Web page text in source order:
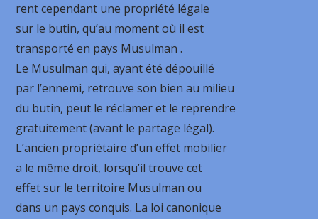
rent cependant une propriété légale
sur le butin, qu’au moment où il est
transporté en pays Musulman .
Le Musulman qui, ayant été dépouillé
par l’ennemi, retrouve son bien au milieu
du butin, peut le réclamer et le reprendre
gratuitement (avant le partage légal).
L’ancien propriétaire d’un effet mobilier
a le même droit, lorsqu’il trouve cet
effet sur le territoire Musulman ou
dans un pays conquis. La loi canonique